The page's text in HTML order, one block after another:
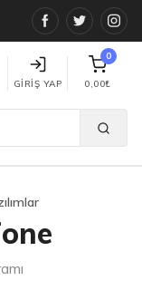
Facebook
Twitter
GIRIŞ YAP
0
0,00₺